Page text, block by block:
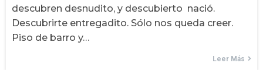
descubren desnudito, y descubierto nació.
Descubrirte entregadito. Sólo nos queda creer.
Piso de barro y…
Leer Más